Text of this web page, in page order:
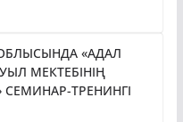
«АДАЛ
МЕКТЕБІНІҢ
СЕМИНАР-ТРЕНИНГІ